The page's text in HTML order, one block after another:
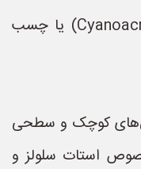
**2. چسب سیانوآکریلات (Cyanoacrylate) یا چسب
کوچک و سطحی
استات سلولز و